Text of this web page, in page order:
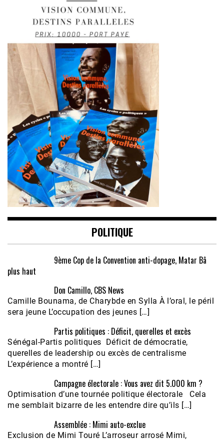
POLITIQUE
9ème Cop de la Convention anti-dopage, Matar Bâ
plus haut
Don Camillo, CBS News
Camille Bounama, de Charybde en Sylla À l’oral, le péril
sera jeune L’occupation des jeunes […]
Partis politiques : Déficit, querelles et excès
Sénégal-Partis politiques Déficit de démocratie,
querelles de leadership ou excès de centralisme
L’expérience a montré […]
Campagne électorale : Vous avez dit 5.000 km ?
Optimisation d’une tournée politique électorale Cela
me semblait bizarre de les entendre dire qu’ils […]
Assemblée : Mimi auto-exclue
Exclusion de Mimi Touré L’arroseur arrosé Mimi,